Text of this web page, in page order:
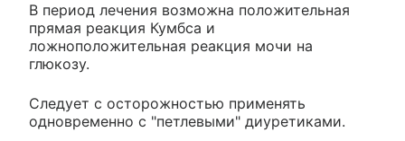
В период лечения возможна положительная
прямая реакция Кумбса и
ложноположительная реакция мочи на
глюкозу.
Следует с осторожностью применять
одновременно с "петлевыми" диуретиками.